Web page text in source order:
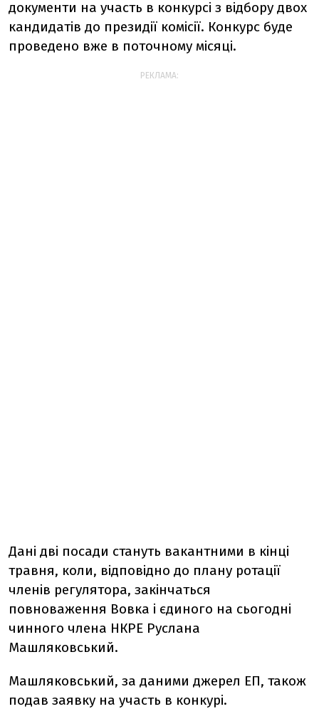
документи на участь в конкурсі з відбору двох
кандидатів до президії комісії. Конкурс буде
проведено вже в поточному місяці.
РЕКЛАМА:
Дані дві посади стануть вакантними в кінці
травня, коли, відповідно до плану ротації
членів регулятора, закінчаться
повноваження Вовка і єдиного на сьогодні
чинного члена НКРЕ Руслана
Машляковський.
Машляковський, за даними джерел ЕП, також
подав заявку на участь в конкурі.